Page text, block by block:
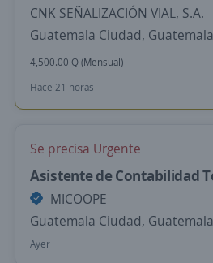
CNK SEÑALIZACIÓN VIAL, S.A.
Guatemala Ciudad, Guatemala
4,500.00 Q (Mensual)
Hace 21 horas
Se precisa Urgente
Asistente de Contabilidad
MICOOPE
Guatemala Ciudad, Guatemala
Ayer